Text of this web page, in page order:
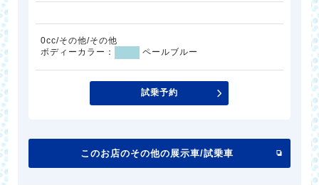
0cc/その他/その他
ボディーカラー：
ペールブルー
試乗予約
このお店のその他の展示車/試乗車